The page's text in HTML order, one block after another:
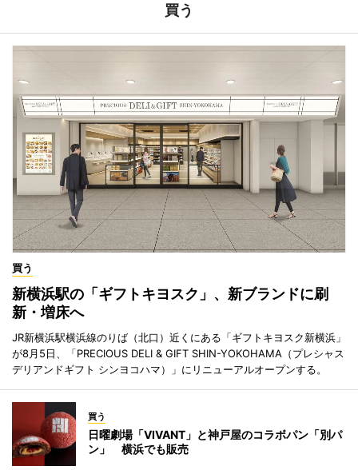
買う
買う
新横浜駅の「ギフトキヨスク」、新ブランドに刷
新・増床へ
JR新横浜駅横浜線のりば（北口）近くにある「ギフトキヨスク新横浜」
が8月5日、「PRECIOUS DELI & GIFT SHIN-YOKOHAMA（プレシャス
デリアンドギフト シンヨコハマ）」にリニューアルオープンする。
買う
日曜劇場「VIVANT」と神戸屋のコラボパン「別パ
ン」 横浜でも販売